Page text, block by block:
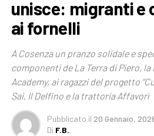
unisce: migranti e
ai fornelli
A Cosenza un pranzo solidale e
componenti de La Terra di Piero, la
Academy, ai ragazzi del progetto
Sai, Il Delfino e la trattoria Affavorì
Pubblicato il 20 Gennaio,
Di F.B.